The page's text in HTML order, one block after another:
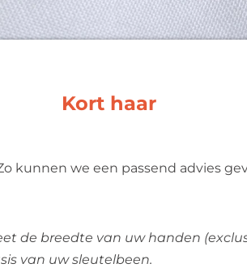
Kort haar
kunnen we een passend advies
de breedte van uw handen
van uw sleutelbeen.